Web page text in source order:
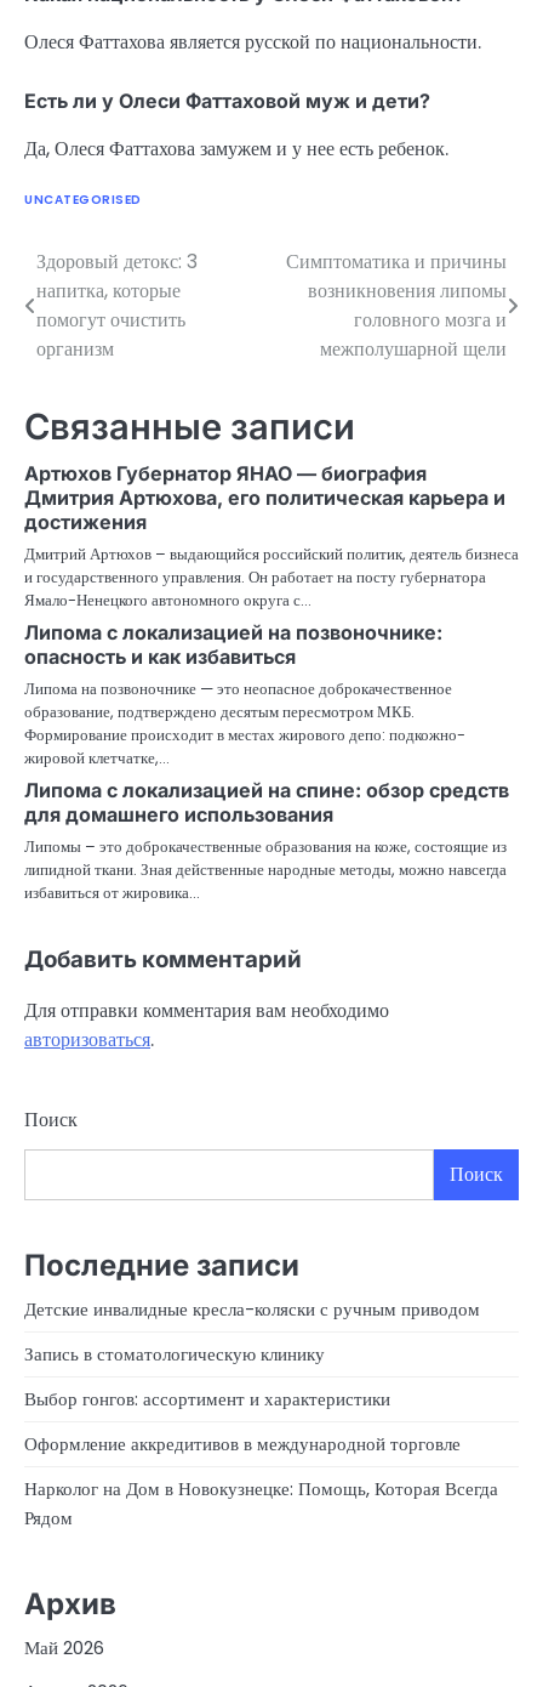
Олеся Фаттахова является русской по национальности.
Есть ли у Олеси Фаттаховой муж и дети?
Да, Олеся Фаттахова замужем и у нее есть ребенок.
UNCATEGORISED
Навигация
по
записям
Здоровый детокс: 3
напитка, которые
помогут очистить
организм
Симптоматика и причины
возникновения липомы
головного мозга и
межполушарной щели
Связанные записи
Артюхов Губернатор ЯНАО — биография
Дмитрия Артюхова, его политическая карьера и
достижения
Дмитрий Артюхов – выдающийся российский политик, деятель бизнеса
и государственного управления. Он работает на посту губернатора
Ямало-Ненецкого автономного округа с…
Липома с локализацией на позвоночнике:
опасность и как избавиться
Липома на позвоночнике — это неопасное доброкачественное
образование, подтверждено десятым пересмотром МКБ.
Формирование происходит в местах жирового депо: подкожно-
жировой клетчатке,…
Липома с локализацией на спине: обзор средств
для домашнего использования
Липомы – это доброкачественные образования на коже, состоящие из
липидной ткани. Зная действенные народные методы, можно навсегда
избавиться от жировика…
Добавить комментарий
Для отправки комментария вам необходимо
авторизоваться.
Поиск
Поиск
Последние записи
Детские инвалидные кресла-коляски с ручным приводом
Запись в стоматологическую клинику
Выбор гонгов: ассортимент и характеристики
Оформление аккредитивов в международной торговле
Нарколог на Дом в Новокузнецке: Помощь, Которая Всегда
Рядом
Архив
Май 2026